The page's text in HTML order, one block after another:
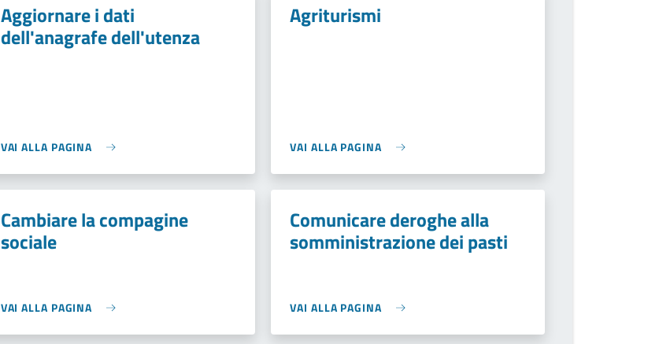
Aggiornare i dati
dell'anagrafe dell'utenza
VAI ALLA PAGINA
Agriturismi
VAI ALLA PAGINA
Cambiare la compagine
sociale
VAI ALLA PAGINA
Comunicare deroghe alla
somministrazione dei pasti
VAI ALLA PAGINA